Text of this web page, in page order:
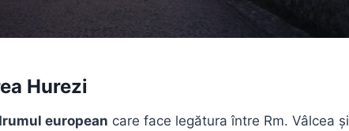
Hurezi
european care face legătura între Rm. Vâlcea și